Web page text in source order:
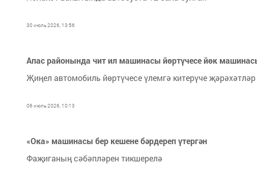
30 июль 2026, 13:56
Апас районында чит ил машинасы йөртүчесе йөк
Җиңел автомобиль йөртүчесе үлемгә китерүче
06 июль 2026, 10:13
«Ока» машинасы бер кешене бәрдереп үтергән
Фаҗиганың сәбәпләрен тикшерелә